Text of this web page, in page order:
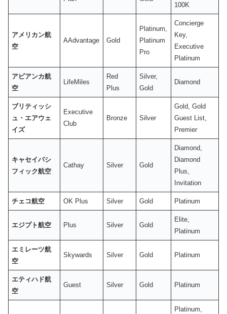
100K
アメリカン航
空
AAdvantage Gold
Platinum,
Platinum
Pro
Concierge
Key,
Executive
Platinum
アビアンカ航
空
LifeMiles
Red
Plus
Silver,
Gold
Diamond
ブリティッシ
ュ・エアウェ
イズ
Executive
Club
Bronze Silver
Gold, Gold
Guest List,
Premier
キャセイパシ
フィック航空
Cathay Silver Gold
Diamond,
Diamond
Plus,
Invitation
チェコ航空 OK Plus Silver Gold Platinum
エジプト航空 Plus Silver Gold
Elite,
Platinum
エミレーツ航
空
Skywards Silver Gold Platinum
エティハド航
空
Guest Silver Gold Platinum
Platinum,